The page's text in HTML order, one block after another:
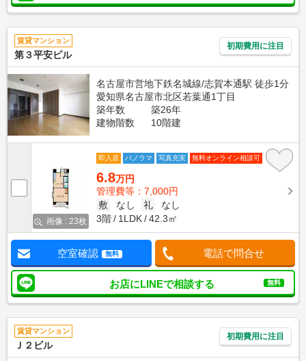
賃貸マンション
第３平安ビル
初期費用に注目
名古屋市営地下鉄名城線/志賀本通駅 徒歩1分
愛知県名古屋市北区若葉通1丁目
築年数
築26年
建物階数
10階建
画像 : 23枚
即入居 パノラマ 写真充実 無料オンライン相談可
6.8万円
管理費等：7,000円
敷
なし 礼
なし
3階
1LDK 42.3㎡
空室確認 無料 電話で問合せ
お店にLINEで相談する 無料
賃貸マンション
Ｊ２ビル
初期費用に注目